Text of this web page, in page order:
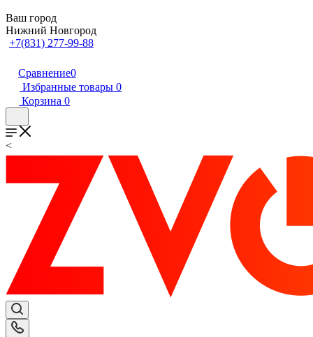
Ваш город
Нижний Новгород
+7(831) 277-99-88
Сравнение0
Избранные товары 0
Корзина 0
<